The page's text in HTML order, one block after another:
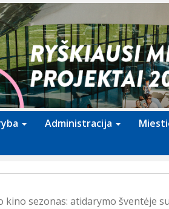
Administracija
kino sezonas: atidarymo šventėje